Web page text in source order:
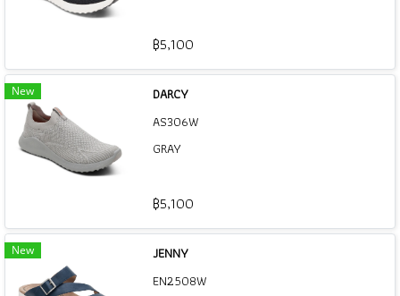
฿5,100
New
DARCY
AS306W
GRAY
฿5,100
New
JENNY
EN2508W